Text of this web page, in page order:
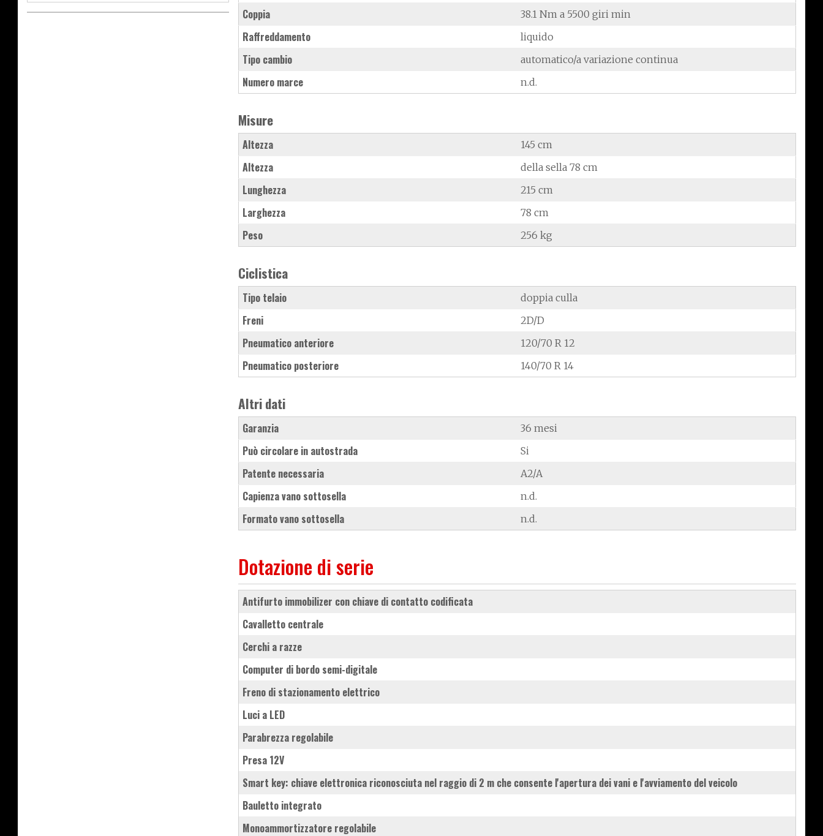
Coppia 38.1 Nm a 5500 giri min
Raffreddamento liquido
Tipo cambio automatico/a variazione continua
Numero marce n.d.
Misure
Altezza 145 cm
Altezza della sella 78 cm
Lunghezza 215 cm
Larghezza 78 cm
Peso 256 kg
Ciclistica
Tipo telaio doppia culla
Freni 2D/D
Pneumatico anteriore 120/70 R 12
Pneumatico posteriore 140/70 R 14
Altri dati
Garanzia 36 mesi
Può circolare in autostrada Si
Patente necessaria A2/A
Capienza vano sottosella n.d.
Formato vano sottosella n.d.
Dotazione di serie
antifurto immobilizer con chiave di contatto codificata
cavalletto centrale
cerchi a razze
computer di bordo semi-digitale
freno di stazionamento elettrico
luci a LED
parabrezza regolabile
presa 12V
smart key: chiave elettronica riconosciuta nel raggio di 2 m che consente l'apertura dei vani e l'avviamento del veicolo
bauletto integrato
monoammortizzatore regolabile